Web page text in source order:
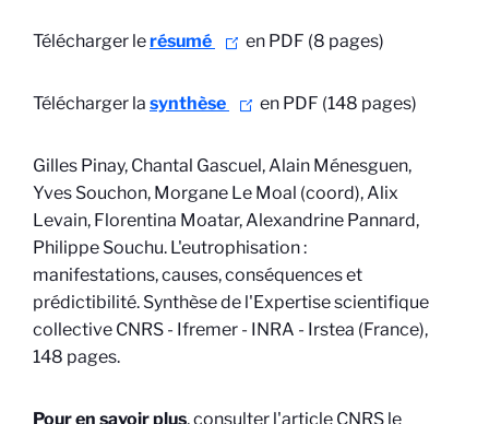
Télécharger lerésumé en PDF (8 pages)
Télécharger la synthèse en PDF (148 pages)
Gilles Pinay, Chantal Gascuel, Alain Ménesguen,
Yves Souchon, Morgane Le Moal (coord), Alix
Levain, Florentina Moatar, Alexandrine Pannard,
Philippe Souchu. L'eutrophisation :
manifestations, causes, conséquences et
prédictibilité. Synthèse de l'Expertise scientifique
collective CNRS - Ifremer - INRA - Irstea (France),
148 pages.
Pour en savoir plus, consulter l'article CNRS le